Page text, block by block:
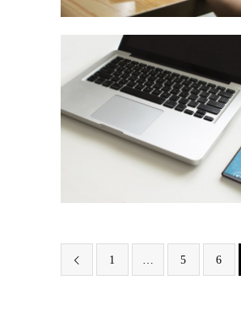
 1 5 6